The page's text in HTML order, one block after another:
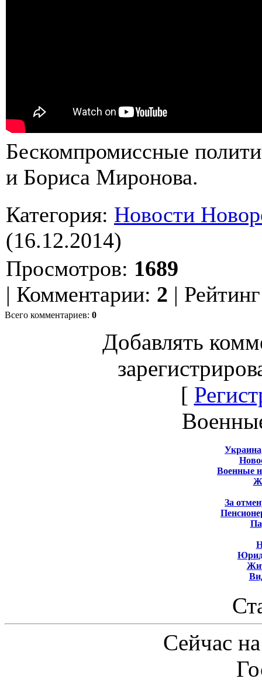
Бескомпромиссные
и Бориса Миронова.
Категория: Новости
(16.12.2014)
Просмотров: 1689
| Комментарии: 2 | Рейтинг
Всего комментариев: 0
Добавлять
[
Военные
За
Сейчас